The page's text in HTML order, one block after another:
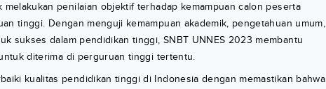
melakukan penilaian objektif terhadap kemampuan calon peserta
tinggi. Dengan menguji kemampuan akademik, pengetahuan umum,
sukses dalam pendidikan tinggi, SNBT UNNES 2023 membantu
diterima di perguruan tinggi tertentu.
kualitas pendidikan tinggi di Indonesia dengan memastikan bahwa